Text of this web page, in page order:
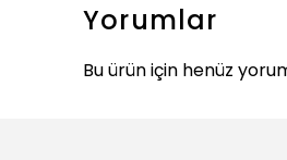
Yorumlar
Bu ürün için henüz